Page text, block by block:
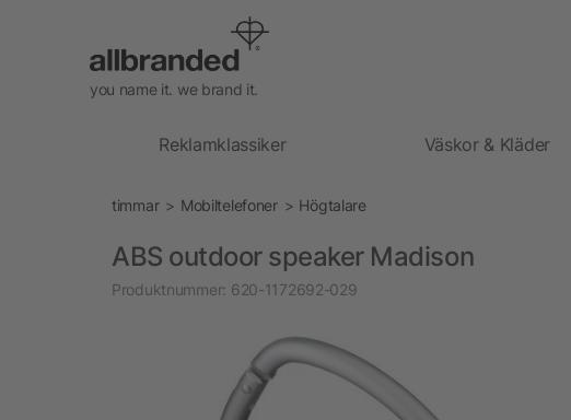
you name it. we brand it.
Reklamklassiker Väskor & Kläder
timmar Mobiltelefoner Högtalare
ABS outdoor speaker Madison
Produktnummer: 620-1172692-029